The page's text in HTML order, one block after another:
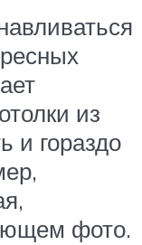
из
и гораздо
фото.